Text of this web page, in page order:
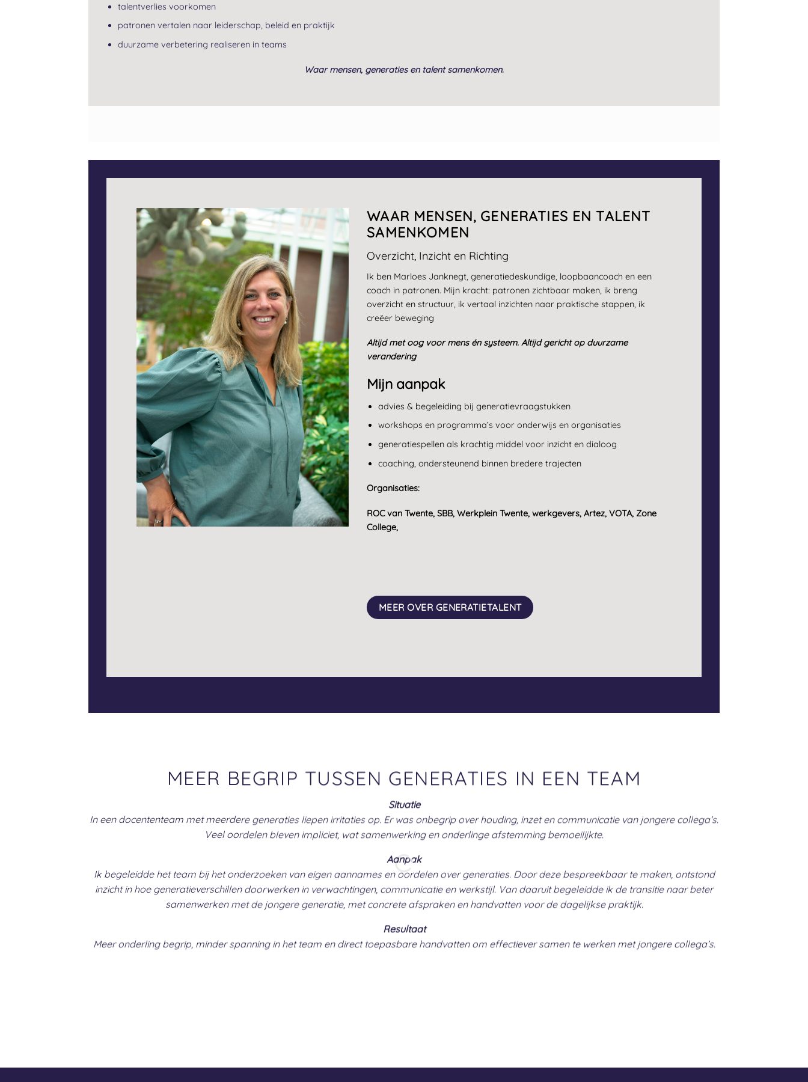
talentverlies voorkomen
patronen vertalen naar leiderschap, beleid en praktijk
duurzame verbetering realiseren in teams
Waar mensen, generaties en talent samenkomen.
WAAR MENSEN, GENERATIES EN TALENT
SAMENKOMEN
Overzicht, Inzicht en Richting
Ik ben Marloes Janknegt, generatiedeskundige, loopbaancoach en een
coach in patronen. Mijn kracht: patronen zichtbaar maken, ik breng
overzicht en structuur, ik vertaal inzichten naar praktische stappen, ik
creëer beweging
Altijd met oog voor mens én systeem. Altijd gericht op duurzame
verandering
Mijn aanpak
advies & begeleiding bij generatievraagstukken
workshops en programma’s voor onderwijs en organisaties
generatiespellen als krachtig middel voor inzicht en dialoog
coaching, ondersteunend binnen bredere trajecten
Organisaties:
ROC van Twente, SBB, Werkplein Twente, werkgevers, Artez, VOTA, Zone
College,
MEER OVER GENERATIETALENT
MEER BEGRIP TUSSEN GENERATIES IN EEN TEAM
Situatie
In een docententeam met meerdere generaties liepen irritaties op. Er was onbegrip over houding, inzet en communicatie van jongere collega’s.
Veel oordelen bleven impliciet, wat samenwerking en onderlinge afstemming bemoeilijkte.
Aanpak
Ik begeleidde het team bij het onderzoeken van eigen aannames en oordelen over generaties. Door deze bespreekbaar te maken, ontstond
inzicht in hoe generatieverschillen doorwerken in verwachtingen, communicatie en werkstijl. Van daaruit begeleidde ik de transitie naar beter
samenwerken met de jongere generatie, met concrete afspraken en handvatten voor de dagelijkse praktijk.
Resultaat
Meer onderling begrip, minder spanning in het team en direct toepasbare handvatten om effectiever samen te werken met jongere collega’s.